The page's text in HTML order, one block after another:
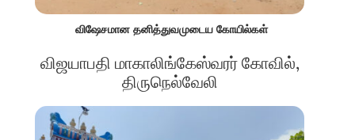
விஷேசமான தனித்துவமுடைய கோயில்கள்
விஜயாபதி மாகாலிங்கேஸ்வரர் கோவில்,
திருநெல்வேலி